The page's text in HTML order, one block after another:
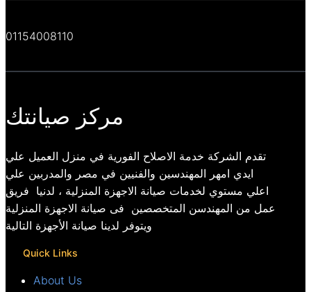
01154008110
مركز صيانتك
تقدم الشركة خدمة الاصلاح الفورية في منزل العميل علي
ايدي امهر المهندسين والفنيين في مصر والمدربين علي
اعلي مستوي لخدمات صيانة الاجهزة المنزلية ، لدنيا فريق
عمل من المهندسن المتخصصين فى صيانة الاجهزة المنزلية
ويتوفر لدينا صيانة الأجهزة التالية
Quick Links
About Us